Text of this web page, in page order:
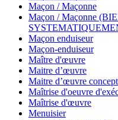
Maçon / Maçonne
Maçon / Maçonne
Maçon enduiseur
Maçon-enduiseur
Maître d'œuvre
Maitre d’œuvre
Maitre d’œuvre
Maîtrise d'oeuvre
Maîtrise d'œuvre
Menuisier